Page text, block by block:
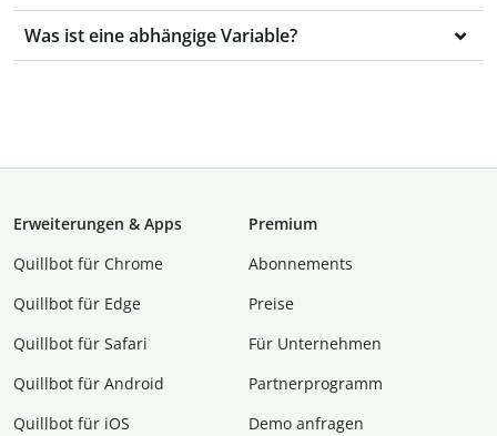
Was ist eine abhängige Variable?
Erweiterungen & Apps
Quillbot für Chrome
Quillbot für Edge
Quillbot für Safari
Quillbot für Android
Quillbot für iOS
Premium
Abon­ne­ments
Preise
Für Unternehmen
Partnerprogramm
Demo anfragen